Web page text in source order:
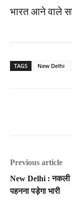
भारत आने वाले
TAGS New Delhi
Previous article
New Delhi : नकली
पहनना पड़ेगा भारी